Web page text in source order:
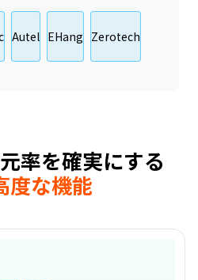
Autel EHang Zerotech
率を確実にする
度な機能